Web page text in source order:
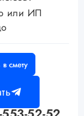
или ИП
смету